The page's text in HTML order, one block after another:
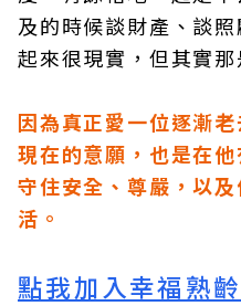
及的時候談財產、談
起來很現實，但其實
因為真正愛一位逐漸
現在的意願，也是在
守住安全、尊嚴，以
活。
點我加入幸福熟